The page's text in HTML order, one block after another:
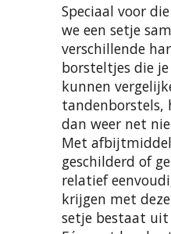
Speciaal voor
we een setje
verschillende
borsteltjes die
kunnen
tandenborstels,
dan weer net
Met
geschilderd of
relatief
krijgen met
setje bestaat